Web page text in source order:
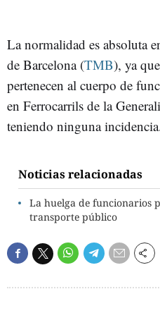
La normalidad es absoluta
de Barcelona (TMB), ya
pertenecen al cuerpo de
en Ferrocarrils de la
teniendo ninguna
Noticias relacionadas
La huelga de funcionarios
transporte público